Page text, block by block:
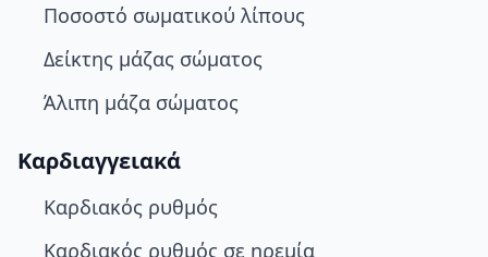
Ποσοστό σωματικού λίπους
Δείκτης μάζας σώματος
Άλιπη μάζα σώματος
Καρδιαγγειακά
Καρδιακός ρυθμός
Καρδιακός ρυθμός σε ηρεμία